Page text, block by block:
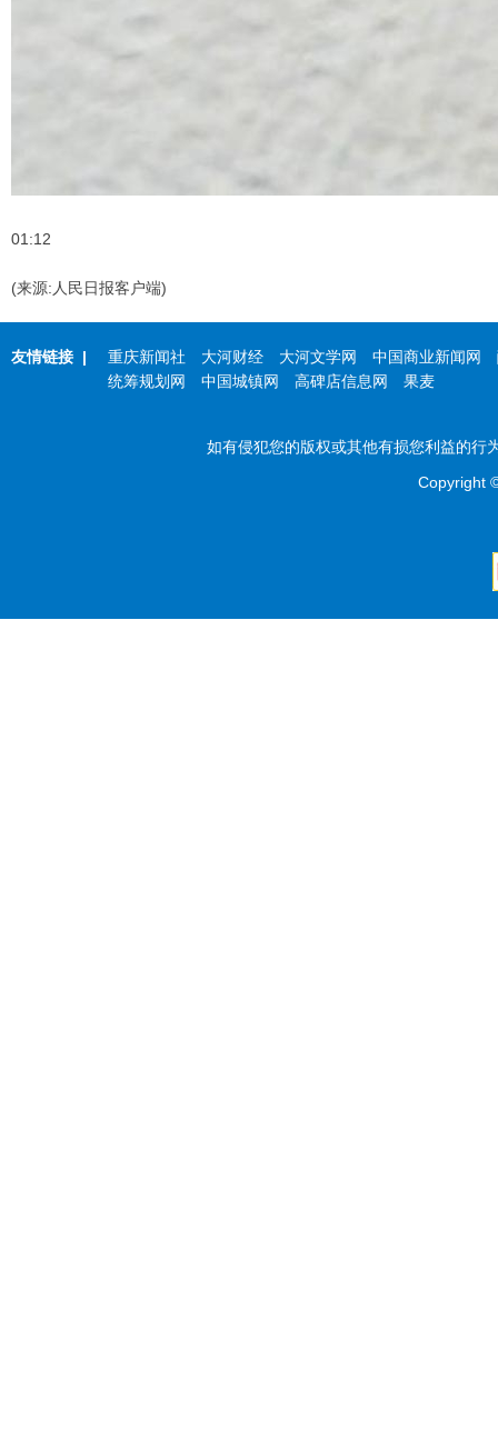
01:12
(来源:人民日报客户端)
友情链接 | 重庆新闻社 大河财经 大河文学网 中国商业新闻网
统筹规划网
中国城镇网 高碑店信息网 果麦
如有侵犯您的版权或其他有损您利益的行
Copyright